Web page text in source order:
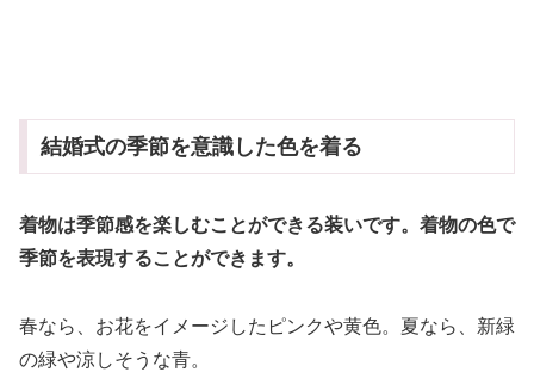
結婚式の季節を意識した色を着る
着物は季節感を楽しむことができる装いです。着物の色で
季節を表現することができます。
春なら、お花をイメージしたピンクや黄色。夏なら、新緑
の緑や涼しそうな青。